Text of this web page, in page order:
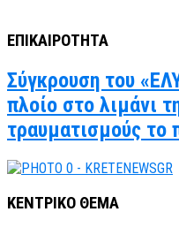
ΕΠΙΚΑΙΡΟΤΗΤΑ
Σύγκρουση του
πλοίο στο λιμάνι
τραυματισμούς το
ΚΕΝΤΡΙΚΟ ΘΕΜΑ